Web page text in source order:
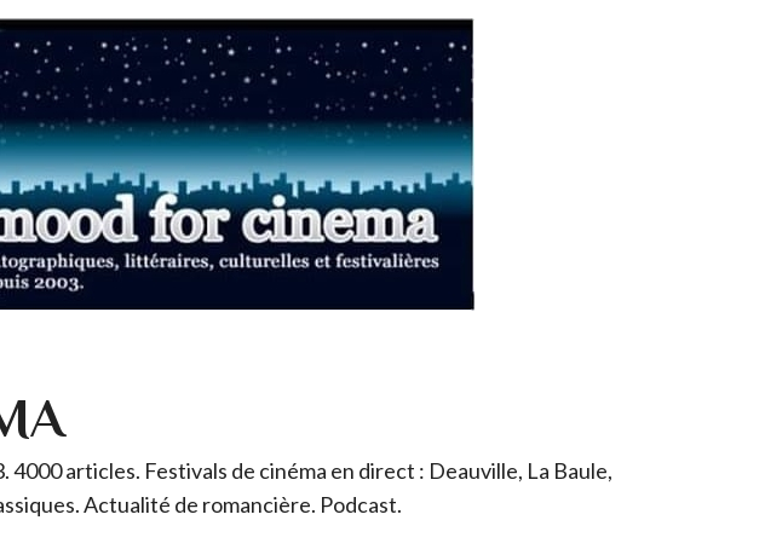
articles. Festivals de cinéma en direct : Deauville, La Baule,
Actualité de romancière. Podcast.